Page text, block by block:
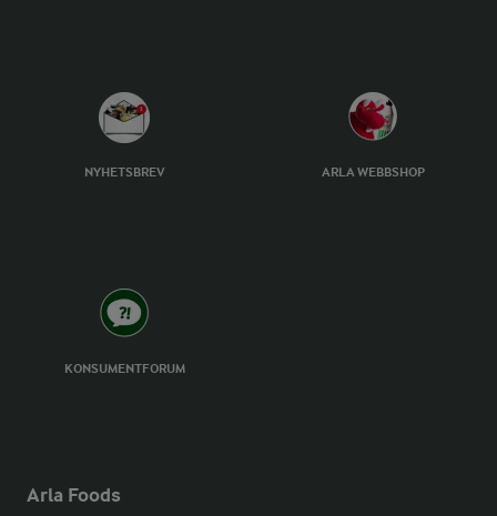
NYHETSBREV ARLA WEBBSHOP
KONSUMENTFORUM
Arla Foods